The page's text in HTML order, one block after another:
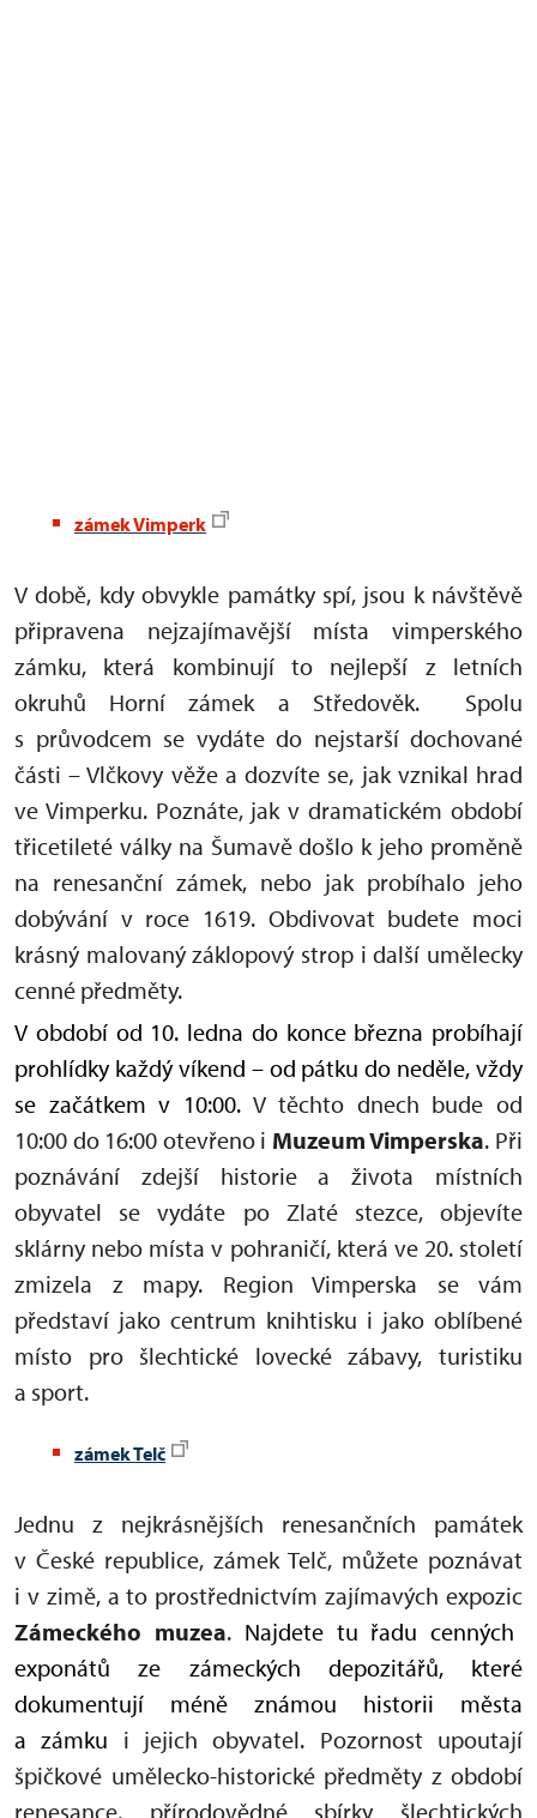
zámek Vimperk
V době, kdy obvykle památky spí, jsou k návštěvě
připravena nejzajímavější místa vimperského
zámku, která kombinují to nejlepší z letních
okruhů Horní zámek a Středověk. Spolu
s průvodcem se vydáte do nejstarší dochované
části – Vlčkovy věže a dozvíte se, jak vznikal hrad
ve Vimperku. Poznáte, jak v dramatickém období
třicetileté války na Šumavě došlo k jeho proměně
na renesanční zámek, nebo jak probíhalo jeho
dobývání v roce 1619. Obdivovat budete moci
krásný malovaný záklopový strop i další umělecky
cenné předměty.
V období od 10. ledna do konce března probíhají
prohlídky každý víkend – od pátku do neděle, vždy
se začátkem v 10:00. V těchto dnech bude od
10:00 do 16:00 otevřeno i Muzeum Vimperska. Při
poznávání zdejší historie a života místních
obyvatel se vydáte po Zlaté stezce, objevíte
sklárny nebo místa v pohraničí, která ve 20. století
zmizela z mapy. Region Vimperska se vám
představí jako centrum knihtisku i jako oblíbené
místo pro šlechtické lovecké zábavy, turistiku
a sport.
zámek Telč
Jednu z nejkrásnějších renesančních památek
v České republice, zámek Telč, můžete poznávat
i v zimě, a to prostřednictvím zajímavých expozic
Zámeckého muzea. Najdete tu řadu cenných
exponátů ze zámeckých depozitářů, které
dokumentují méně známou historii města
a zámku i jejich obyvatel. Pozornost upoutají
špičkové umělecko-historické předměty z období
renesance, přírodovědné sbírky šlechtických